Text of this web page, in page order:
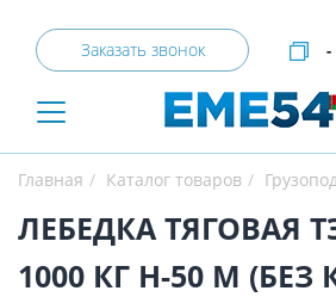
Заказать звонок -
Главная Каталог товаров
ЛЕБЕДКА ТЯГОВАЯ
1000 КГ Н-50 М (БЕЗ